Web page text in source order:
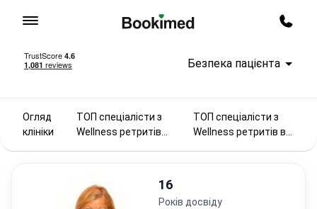
Безпека пацієнта
Огляд
клініки
ТОП спеціалісти з
Wellness ретритів
ТОП спеціалісти з
Wellness ретритів в
16
років досвіду